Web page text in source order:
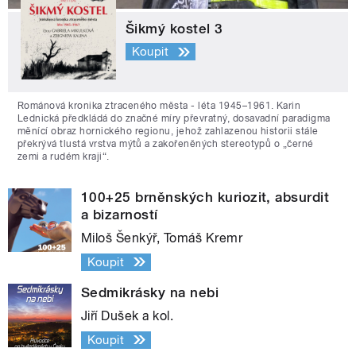
Šikmý kostel 3
Koupit
Románová kronika ztraceného města - léta 1945–1961. Karin
Lednická předkládá do značné míry převratný, dosavadní paradigma
měnící obraz hornického regionu, jehož zahlazenou historii stále
překrývá tlustá vrstva mýtů a zakořeněných stereotypů o „černé
zemi a rudém kraji“.
100+25 brněnských kuriozit, absurdit
a bizarností
Miloš Šenkýř, Tomáš Kremr
Koupit
Sedmikrásky na nebi
Jiří Dušek a kol.
Koupit